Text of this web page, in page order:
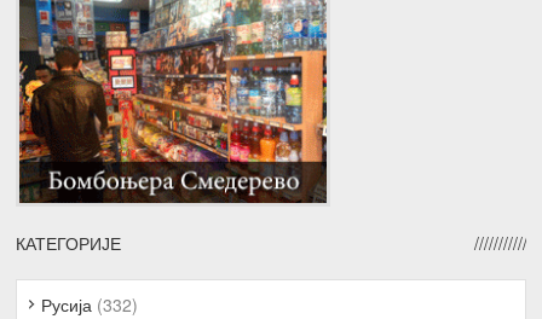
КАТЕГОРИЈЕ
Русија (332)